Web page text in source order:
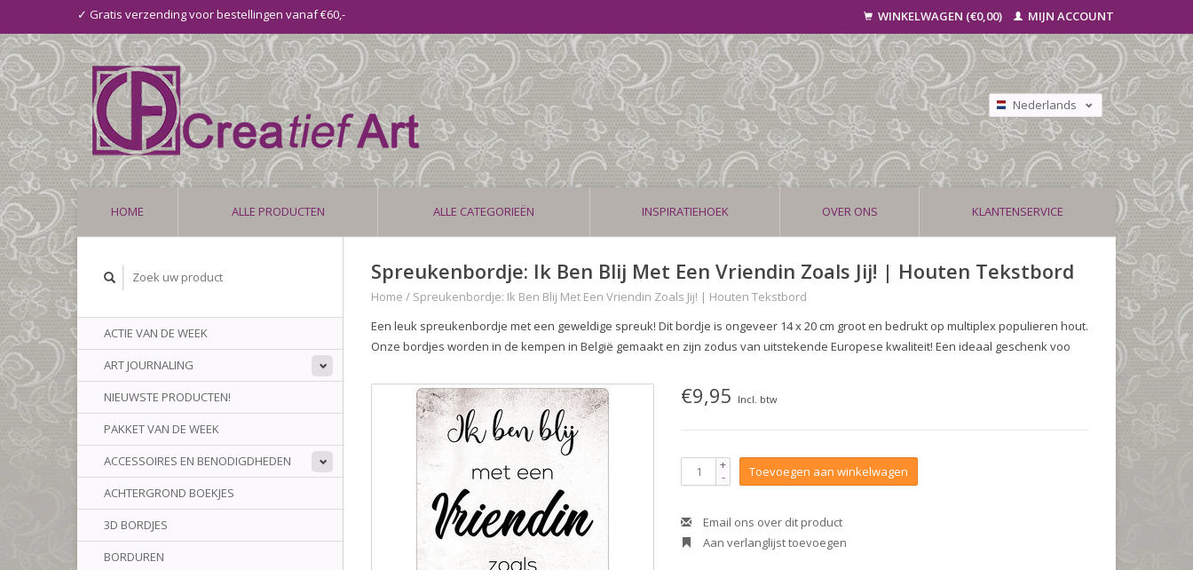
✓ Gratis verzending voor bestellingen vanaf €60,- WINKELWAGEN (€0,00) MIJN ACCOUNT
Nederlands
Deutsch
Français
HOME ALLE PRODUCTEN ALLE CATEGORIEËN INSPIRATIEHOEK OVER ONS KLANTENSERVICE
ACTIE VAN DE WEEK
ART JOURNALING
NIEUWSTE PRODUCTEN!
PAKKET VAN DE WEEK
ACCESSOIRES EN BENODIGDHEDEN
ACHTERGROND BOEKJES
3D BORDJES
BORDUREN
Spreukenbordje: Ik Ben Blij Met Een Vriendin Zoals Jij! | Houten Tekstbord
Home / Spreukenbordje: Ik Ben Blij Met Een Vriendin Zoals Jij! | Houten Tekstbord
Een leuk spreukenbordje met een geweldige spreuk! Dit bordje is ongeveer 14 x 20 cm groot en bedrukt op multiplex populieren hout.
Onze bordjes worden in de kempen in België gemaakt en zijn zodus van uitstekende Europese kwaliteit! Een ideaal geschenk voo
€9,95 Incl. btw
+
- Toevoegen aan winkelwagen
Email ons over dit product
Aan verlanglijst toevoegen